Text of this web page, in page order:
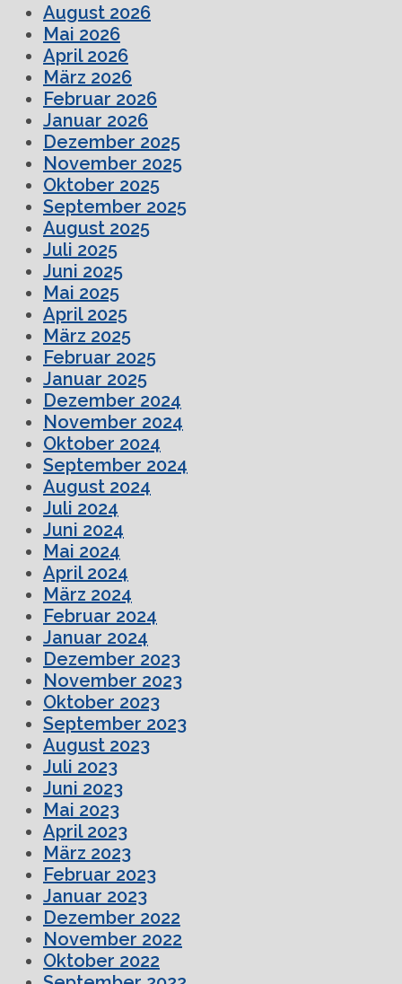
August 2026
Mai 2026
April 2026
März 2026
Februar 2026
Januar 2026
Dezember 2025
November 2025
Oktober 2025
September 2025
August 2025
Juli 2025
Juni 2025
Mai 2025
April 2025
März 2025
Februar 2025
Januar 2025
Dezember 2024
November 2024
Oktober 2024
September 2024
August 2024
Juli 2024
Juni 2024
Mai 2024
April 2024
März 2024
Februar 2024
Januar 2024
Dezember 2023
November 2023
Oktober 2023
September 2023
August 2023
Juli 2023
Juni 2023
Mai 2023
April 2023
März 2023
Februar 2023
Januar 2023
Dezember 2022
November 2022
Oktober 2022